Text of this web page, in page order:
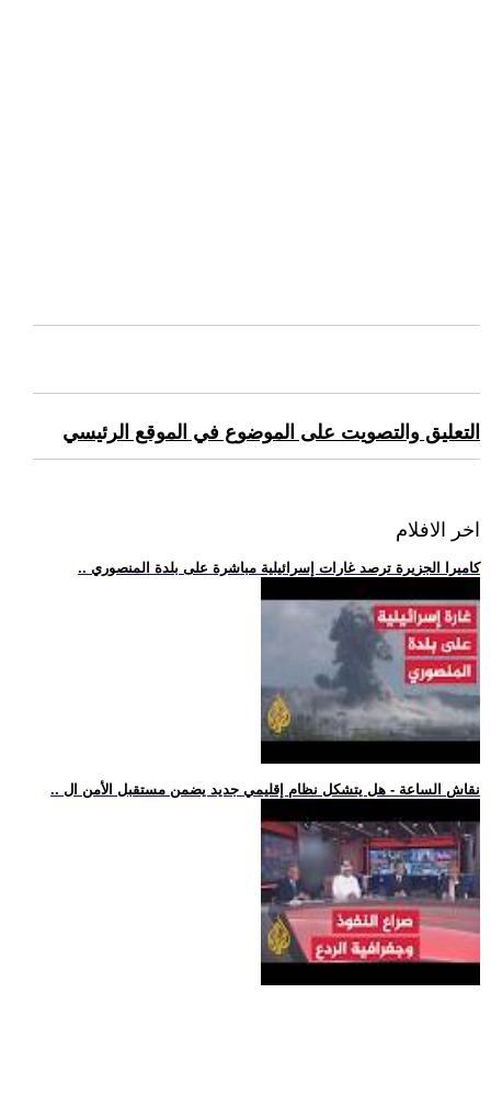
التعليق والتصويت على الموضوع في الموقع الرئيسي
اخر الافلام
.. كاميرا الجزيرة ترصد غارات إسرائيلية مباشرة على بلدة المنصوري
.. نقاش الساعة - هل يتشكل نظام إقليمي جديد يضمن مستقبل الأمن ال